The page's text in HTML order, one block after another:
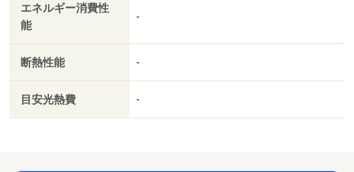
エネルギー消費性
能
-
断熱性能 -
目安光熱費 -